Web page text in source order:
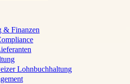
& Finanzen
Lohnbuchhaltung